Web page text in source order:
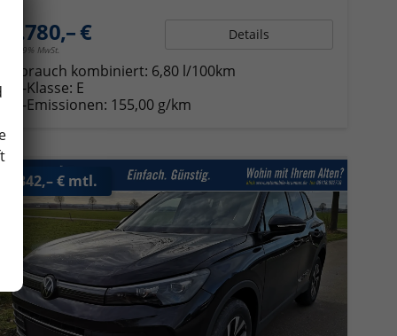
34.780,– €
incl. 19% MwSt.
Details
kombiniert: 6,80 l/100km
-Klasse: E
-Emissionen: 155,00 g/km
ab 342,– € mtl.